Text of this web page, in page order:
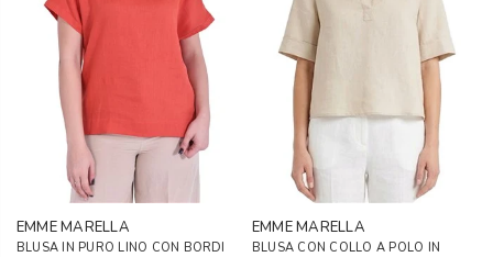
EMME MARELLA
BLUSA IN PURO LINO CON BORDI
EMME MARELLA
BLUSA CON COLLO A POLO IN